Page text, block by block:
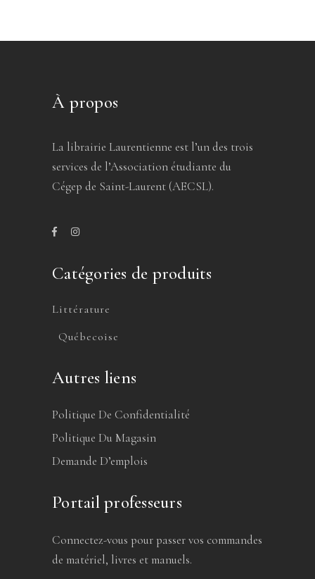
À propos
La librairie Laurentienne est l’un des trois
services de l’Association étudiante du
Cégep de Saint-Laurent (AECSL).
Catégories de produits
Littérature
Québecoise
Autres liens
Politique De Confidentialité
Politique Du Magasin
Demande D’emplois
Portail professeurs
Connectez-vous pour passer vos commandes
de matériel, livres et manuels.